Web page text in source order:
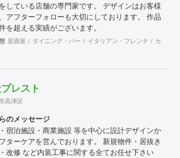
している店舗の専門家です。 デザインはお客様
アフターフォローも大切にしております。 作品
を超える実績がございます。
居酒屋 ダイニング・バー イタリアン・フレンチ カフェ
レスト
高津区
のメッセージ
宿泊施設・商業施設 等を中心に設計デザインか
ターケアを営んでおります。 新規物件・居抜き
改修 など内装工事に関する全てお任せ下さい